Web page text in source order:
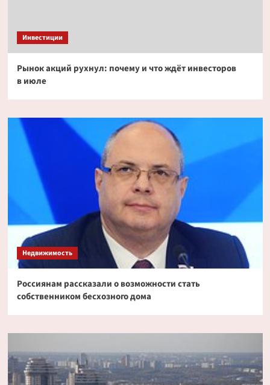
Инвестиции
Рынок акций рухнул: почему и что ждёт инвесторов
в июле
Недвижимость
Россиянам рассказали о возможности стать
собственником бесхозного дома